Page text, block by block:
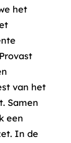
het
van het
Samen
een
In de